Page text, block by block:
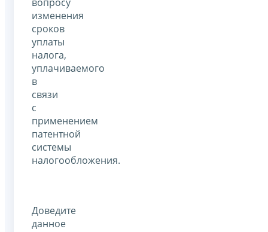
вопросу
изменения
сроков
уплаты
налога,
уплачиваемого
в
связи
с
применением
патентной
системы
налогообложения.
Доведите
данное